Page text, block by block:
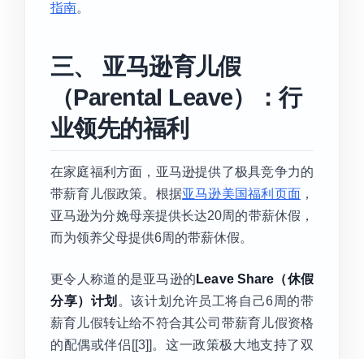
指南。
三、 亚马逊育儿假
（Parental Leave）：行
业领先的福利
在家庭福利方面，亚马逊提供了极具竞争力的
带薪育儿假政策。根据亚马逊美国福利页面，
亚马逊为分娩母亲提供长达20周的带薪休假，
而为领养父母提供6周的带薪休假。
更令人称道的是亚马逊的 Leave Share（休假
分享）计划 。该计划允许员工将自己6周的带
薪育儿假转让给不符合其公司带薪育儿假资格
的配偶或伴侣[[3]]。这一政策极大地支持了双